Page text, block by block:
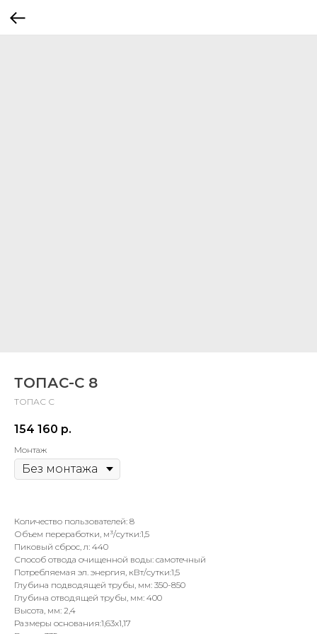
ТОПАС-С 8
ТОПАС С
154 160 р.
Монтаж
Количество пользователей: 8
Объем переработки, м³/сутки:1,5
Пиковый сброс, л: 440
Способ отвода очищенной воды: самотечный
Потребляемая эл. энергия, кВт/сутки:1,5
Глубина подводящей трубы, мм: 350-850
Глубина отводящей трубы, мм: 400
Высота, мм: 2,4
Размеры основания:1,63x1,17